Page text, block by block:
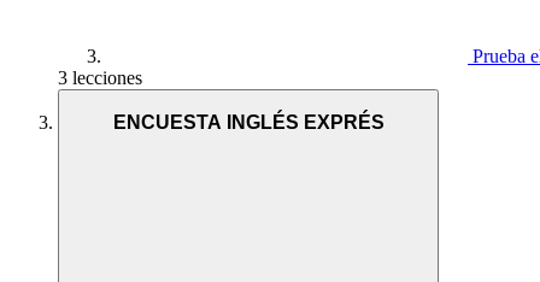
Prueba
3 lecciones
ENCUESTA INGLÉS EXPRÉS